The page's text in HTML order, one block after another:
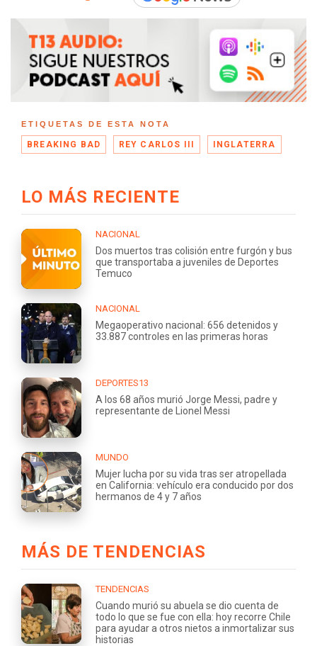
ETIQUETAS DE ESTA NOTA
BREAKING BAD REY CARLOS III INGLATERRA
LO MÁS RECIENTE
NACIONAL
Dos muertos tras colisión entre furgón y bus
que transportaba a juveniles de Deportes
Temuco
NACIONAL
Megaoperativo nacional: 656 detenidos y
33.887 controles en las primeras horas
DEPORTES13
A los 68 años murió Jorge Messi, padre y
representante de Lionel Messi
MUNDO
Mujer lucha por su vida tras ser atropellada
en California: vehículo era conducido por dos
hermanos de 4 y 7 años
MÁS DE TENDENCIAS
TENDENCIAS
Cuando murió su abuela se dio cuenta de
todo lo que se fue con ella: hoy recorre Chile
para ayudar a otros nietos a inmortalizar sus
historias